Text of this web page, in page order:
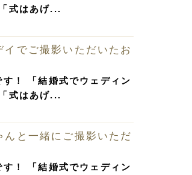
式はあげ...
イでご撮影いただいたお
！ 「結婚式でウェディン
式はあげ...
んと一緒にご撮影いただ
！ 「結婚式でウェディン